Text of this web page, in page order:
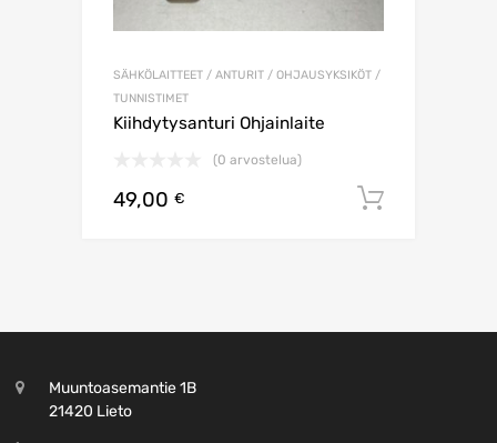
SÄHKÖLAITTEET / ANTURIT / OHJAUSYKSIKÖT /
TUNNISTIMET
Kiihdytysanturi Ohjainlaite
(0 arvostelua)
49,00 €
Muuntoasemantie 1B
21420 Lieto